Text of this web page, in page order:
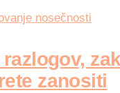
nosečnosti
razlogov,
zanositi